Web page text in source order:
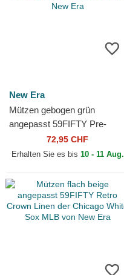
New Era
Mützen gebogen grün
angepasst 59FIFTY Pre-
Curved American
Herringbone der Chicago
72,95 CHF
Erhalten Sie es bis 10 - 11 Aug.